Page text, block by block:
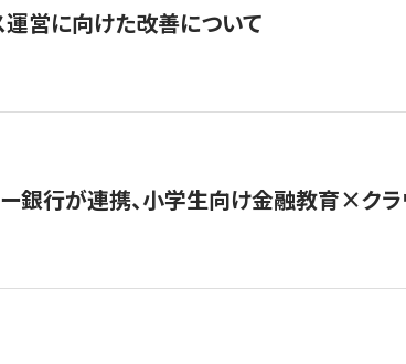
営に向けた改善について
銀行が連携、小学生向け金融教育×クラ